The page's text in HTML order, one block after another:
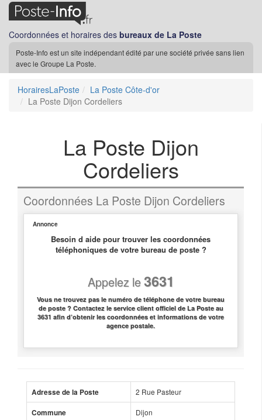
Coordonnées et horaires des bureaux de La Poste
Poste-Info est un site indépendant édité par une société privée sans lien
avec le Groupe La Poste.
HorairesLaPoste
La Poste Côte-d'or
La Poste Dijon Cordeliers
La Poste Dijon
Cordeliers
Coordonnées La Poste Dijon Cordeliers
Annonce
Besoin d aide pour trouver les coordonnées
téléphoniques de votre bureau de poste ?
Appelez le3631
Vous ne trouvez pas le numéro de téléphone de votre bureau
de poste ? Contactez le service client officiel de La Poste au
3631 afin d’obtenir les coordonnées et informations de votre
agence postale.
Adresse de la Poste 2 Rue Pasteur
Commune Dijon